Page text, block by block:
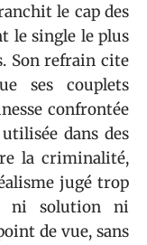
le cap des
le single le plus
Son refrain cite
ses couplets
confrontée
dans des
la criminalité,
jugé trop
ni solution ni
de vue, sans